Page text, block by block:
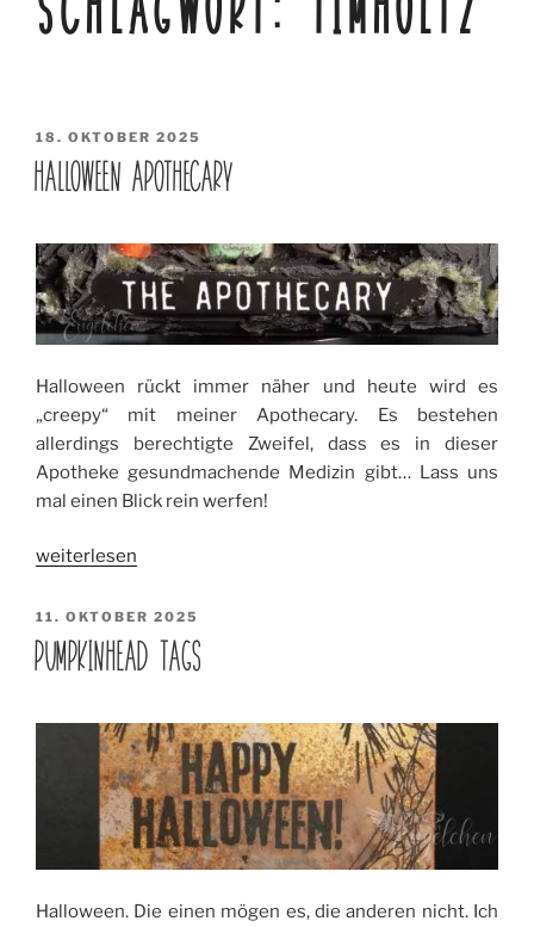
SCHLAGWORT: TIMHOLTZ
VERÖFFENTLICHT
AM
18. OKTOBER 2025
HALLOWEEN APOTHECARY
Halloween rückt immer näher und heute wird es
„creepy“ mit meiner Apothecary. Es bestehen
allerdings berechtigte Zweifel, dass es in dieser
Apotheke gesundmachende Medizin gibt… Lass uns
mal einen Blick rein werfen!
„Halloween
weiterlesen
VERÖFFENTLICHT
AM
11. OKTOBER 2025
PUMPKINHEAD TAGS
Halloween. Die einen mögen es, die anderen nicht. Ich